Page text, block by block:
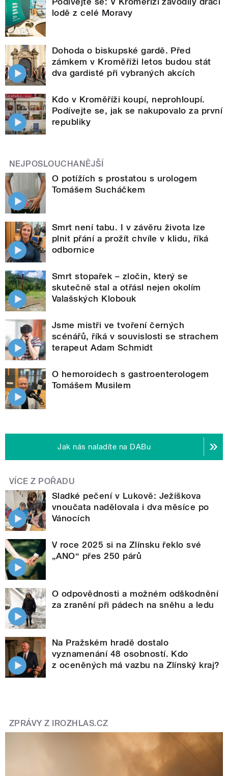
lodě z celé Moravy
Dohoda o biskupské gardě. Před
zámkem v Kroměříži letos budou stát
dva gardisté při vybraných akcích
Kdo v Kroměříži koupí, neprohloupí.
Podívejte se, jak se nakupovalo za první
republiky
NEJPOSLOUCHANĚJŠÍ
O potížích s prostatou s urologem
Tomášem Sucháčkem
Smrt není tabu. I v závěru života lze
plnit přání a prožít chvíle v klidu, říká
odbornice
Smrt stopařek – zločin, který se
skutečně stal a otřásl nejen okolím
Valašských Klobouk
Jsme mistři ve tvoření černých
scénářů, říká v souvislosti se strachem
terapeut Adam Schmidt
O hemoroidech s gastroenterologem
Tomášem Musilem
Jak nás naladíte na DABu
VÍCE Z POŘADU
Sladké pečení v Lukově: Ježíškova
vnoučata nadělovala i dva měsíce po
Vánocích
V roce 2025 si na Zlínsku řeklo své
„ANO“ přes 250 párů
O odpovědnosti a možném odškodnění
za zranění při pádech na sněhu a ledu
Na Pražském hradě dostalo
vyznamenání 48 osobností. Kdo
z oceněných má vazbu na Zlínský kraj?
ZPRÁVY Z IROZHLAS.CZ